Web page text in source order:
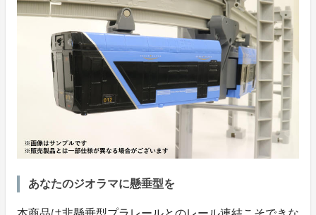
あなたのジオラマに懸垂型を